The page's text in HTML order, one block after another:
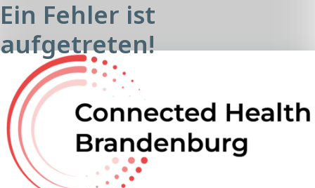
Ein Fehler ist
aufgetreten!